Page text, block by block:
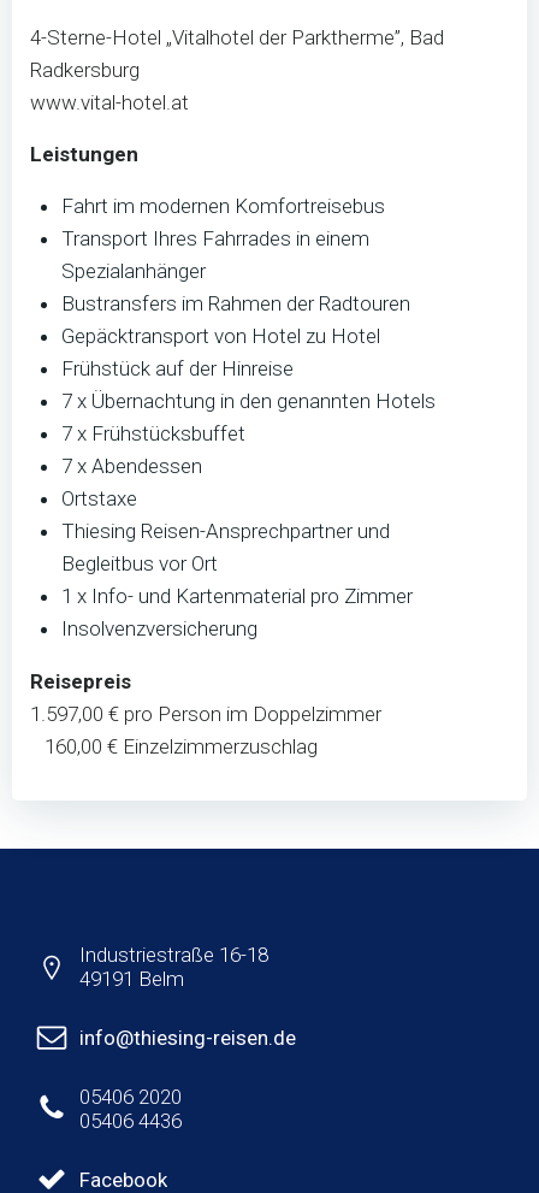
4-Sterne-Hotel „Vitalhotel der Parktherme”, Bad
Radkersburg
www.vital-hotel.at
Leistungen
Fahrt im modernen Komfortreisebus
Transport Ihres Fahrrades in einem
Spezialanhänger
Bustransfers im Rahmen der Radtouren
Gepäcktransport von Hotel zu Hotel
Frühstück auf der Hinreise
7 x Übernachtung in den genannten Hotels
7 x Frühstücksbuffet
7 x Abendessen
Ortstaxe
Thiesing Reisen-Ansprechpartner und
Begleitbus vor Ort
1 x Info- und Kartenmaterial pro Zimmer
Insolvenzversicherung
Reisepreis
1.597,00 € pro Person im Doppelzimmer
160,00 € Einzelzimmerzuschlag
Industriestraße 16-18
49191 Belm
info@thiesing-reisen.de
05406 2020
05406 4436
Facebook